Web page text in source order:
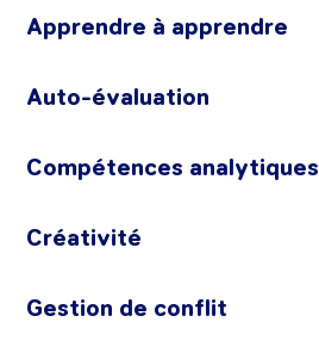
Apprendre à apprendre
Auto-évaluation
Compétences analytiques
Créativité
Gestion de conflit